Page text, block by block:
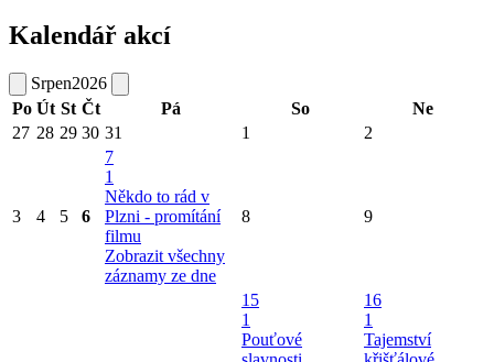
Kalendář akcí
Srpen2026
Po Út St Čt Pá So
Ne
27 28 29 30 31 1 2
3 4 5 6
7
1
Někdo to rád v
Plzni - promítání
filmu
Zobrazit všechny
záznamy ze dne
8 9
15
1
Pouťové
16
1
Tajemství